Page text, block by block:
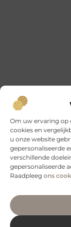
Kies voor
Bent u op